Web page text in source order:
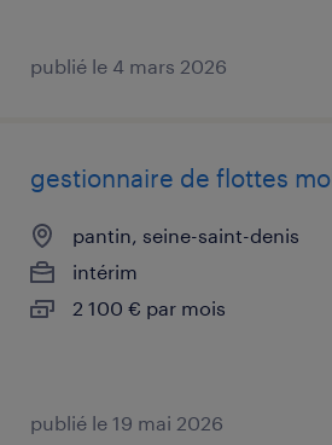
publié le 4 mars 2026
gestionnaire de flottes
pantin, seine-saint-denis
intérim
2 100 € par mois
publié le 19 mai 2026